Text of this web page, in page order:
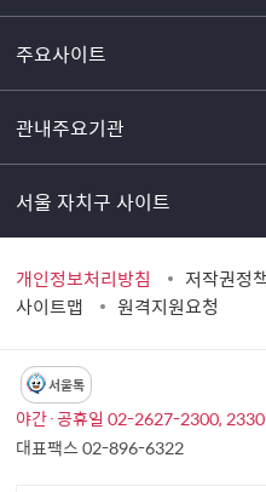
주요사이트
관내주요기관
서울 자치구 사이트
개인정보처리방침 저작권정
사이트맵
원격지원요청
서울톡
야간·공휴일 02-2627-2300,
대표팩스 02-896-6322